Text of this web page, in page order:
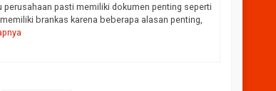
pasti memiliki dokumen penting seperti
brankas karena beberapa alasan penting,